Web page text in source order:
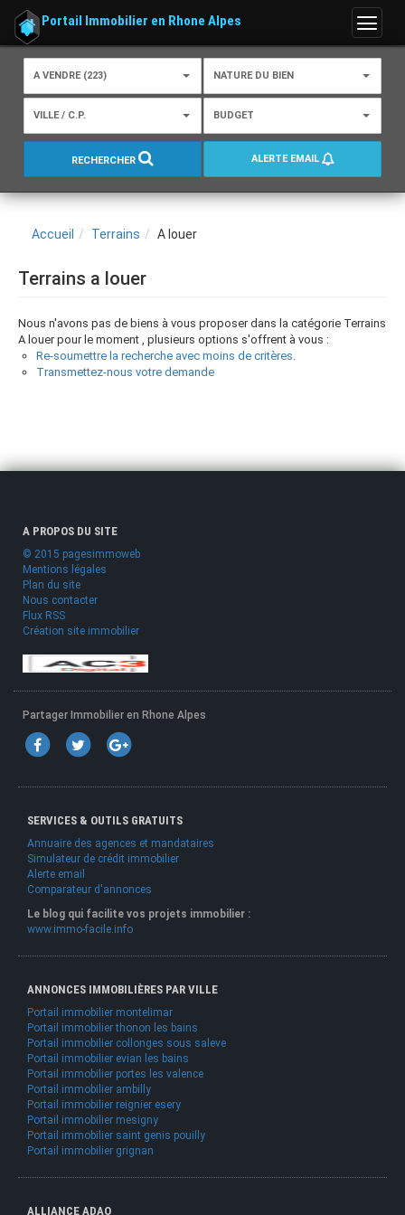
Menu
Portail Immobilier en Rhone Alpes
A VENDRE (223) NATURE DU BIEN
VILLE / C.P. BUDGET
RECHERCHER ALERTE EMAIL
Accueil Terrains A louer
Terrains a louer
Nous n'avons pas de biens à vous proposer dans la catégorie Terrains
A louer pour le moment , plusieurs options s'offrent à vous :
Re-soumettre la recherche avec moins de critères.
Transmettez-nous votre demande
A PROPOS DU SITE
© 2015 pagesimmoweb
Mentions légales
Plan du site
Nous contacter
Flux RSS
Création site immobilier
Partager Immobilier en Rhone Alpes
SERVICES & OUTILS GRATUITS
Annuaire des agences et mandataires
Simulateur de crédit immobilier
Alerte email
Comparateur d'annonces
Le blog qui facilite vos projets immobilier :
www.immo-facile.info
ANNONCES IMMOBILIÈRES PAR VILLE
Portail immobilier montelimar
Portail immobilier thonon les bains
Portail immobilier collonges sous saleve
Portail immobilier evian les bains
Portail immobilier portes les valence
Portail immobilier ambilly
Portail immobilier reignier esery
Portail immobilier mesigny
Portail immobilier saint genis pouilly
Portail immobilier grignan
ALLIANCE ADAO